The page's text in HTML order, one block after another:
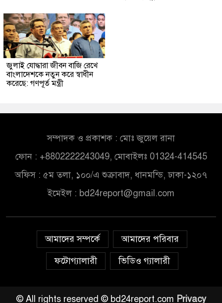
জুলাই যোদ্ধারা জীবন বাজি রেখে
বাংলাদেশকে নতুন করে স্বাধীন
করেছে: গণপূর্ত মন্ত্রী
সম্পাদক ও প্রকাশক : মোঃ জুয়েল রানা
ফোন : +8802222243049, মোবাইলঃ 01324-414545
অফিস : ৫ম তলা, ১০০/এ শুক্রাবাদ, ধানমন্ডি, ঢাকা-১২০৭
ইমেইল : bd24report@gmail.com
আমাদের সম্পর্কে
আমাদের পরিবার
ফটোগ্যালারী
ভিডিও গ্যালারী
© All rights reserved © bd24report.com Privacy